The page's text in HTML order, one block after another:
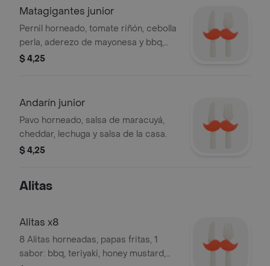
Matagigantes junior
Pernil horneado, tomate riñón, cebolla
perla, aderezo de mayonesa y bbq,
lechuga y salsa de aguacate.
$ 4,25
Andarín junior
Pavo horneado, salsa de maracuyá,
cheddar, lechuga y salsa de la casa.
$ 4,25
Alitas
Alitas x8
8 Alitas horneadas, papas fritas, 1
sabor: bbq, teriyaki, honey mustard,